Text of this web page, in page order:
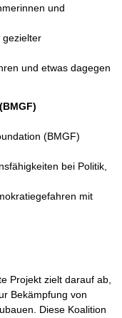
und
gezielter
und etwas dagegen
(BMGF)
bei Politik,
mit
Projekt zielt darauf ab,
Bekämpfung von
Diese Koalition